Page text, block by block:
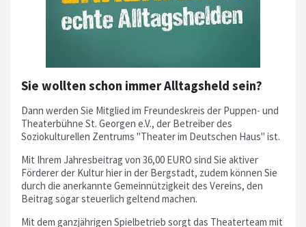
Sie wollten schon immer Alltagsheld sein?
Dann werden Sie Mitglied im Freundeskreis der Puppen- und
Theaterbühne St. Georgen e.V., der Betreiber des
Soziokulturellen Zentrums "Theater im Deutschen Haus" ist.
Mit Ihrem Jahresbeitrag von 36,00 EURO sind Sie aktiver
Förderer der Kultur hier in der Bergstadt, zudem können Sie
durch die anerkannte Gemeinnützigkeit des Vereins, den
Beitrag sogar steuerlich geltend machen.
Mit dem ganzjährigen Spielbetrieb sorgt das Theaterteam mit